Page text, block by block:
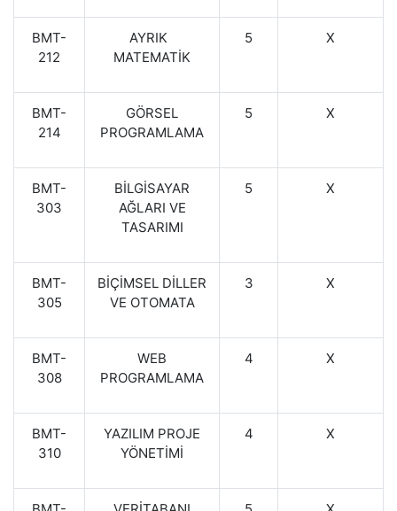
BMT-
212
AYRIK
MATEMATİK
5 X
BMT-
214
GÖRSEL
PROGRAMLAMA
5 X
BMT-
303
BİLGİSAYAR
AĞLARI VE
TASARIMI
5 X
BMT-
305
BİÇİMSEL DİLLER
VE OTOMATA
3 X
BMT-
308
WEB
PROGRAMLAMA
4 X
BMT-
310
YAZILIM PROJE
YÖNETİMİ
4 X